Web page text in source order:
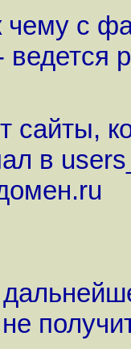
чему с
ведется
сайты,
в